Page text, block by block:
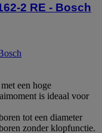
2 RE - Bosch
een hoge
is ideaal voor
tot een diameter
zonder klopfunctie.